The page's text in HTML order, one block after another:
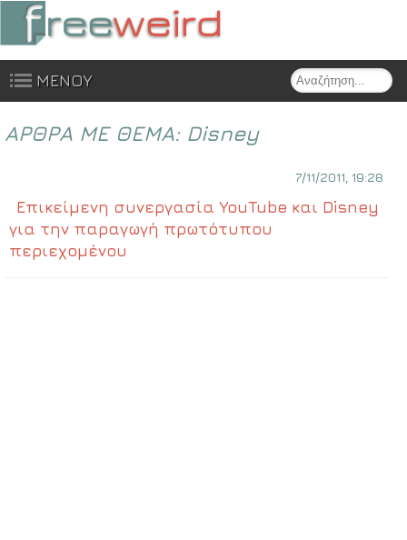
Search
ΜΕΝΟΥ
Skip to content
ΑΡΘΡΑ ΜΕ ΘΕΜΑ: Disney
7/11/2011, 19:28
Επικείμενη συνεργασία YouTube και Disney
για την παραγωγή πρωτότυπου
περιεχομένου